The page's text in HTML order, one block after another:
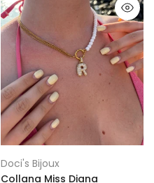
Doci's Bijoux
Collana Miss Diana